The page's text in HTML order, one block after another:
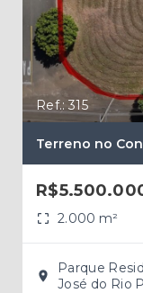
Ref.: 315
Terreno no
2.000 m²
Parque
José do Rio